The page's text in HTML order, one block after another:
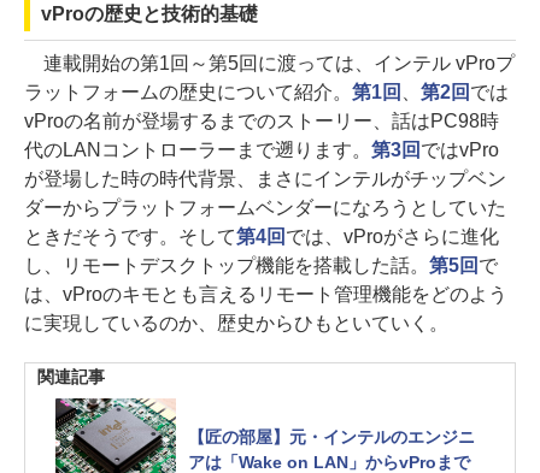
vProの歴史と技術的基礎
連載開始の第1回～第5回に渡っては、インテル vProプ
ラットフォームの歴史について紹介。 第1回 第2回 では
vProの名前が登場するまでのストーリー、話はPC98時
代のLANコントローラーまで遡ります。 第3回 ではvPro
が登場した時の時代背景、まさにインテルがチップベン
ダーからプラットフォームベンダーになろうとしていた
ときだそうです。そして第4回 では、vProがさらに進化
し、リモートデスクトップ機能を搭載した話。 第5回 で
は、vProのキモとも言えるリモート管理機能をどのよう
に実現しているのか、歴史からひもといていく。
関連記事
【匠の部屋】元・インテルのエンジニ
アは「Wake on LAN」からvProまで